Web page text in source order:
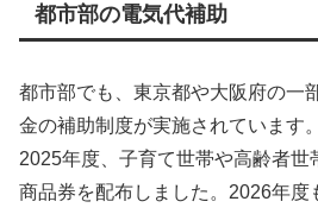
都市部の電気代補助
都市部でも、東京都や大阪府の一
金の補助制度が実施されています
2025年度、子育て世帯や高齢者世
商品券を配布しました。2026年度